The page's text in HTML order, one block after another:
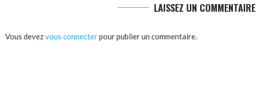
LAISSEZ UN COMMENTAIRE
Vous devezvous connecterpour publier un commentaire.